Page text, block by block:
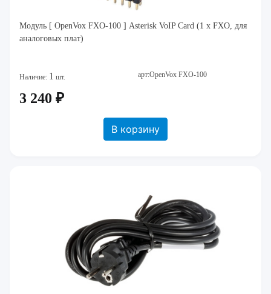
Модуль [ OpenVox FXO-100 ] Asterisk VoIP Card (1 x FXO, для
аналоговых плат)
Наличие: 1 шт. арт:OpenVox FXO-100
3 240 ₽
В корзину